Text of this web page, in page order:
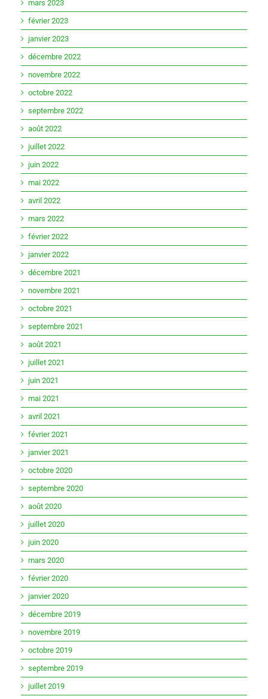
mars 2023
février 2023
janvier 2023
décembre 2022
novembre 2022
octobre 2022
septembre 2022
août 2022
juillet 2022
juin 2022
mai 2022
avril 2022
mars 2022
février 2022
janvier 2022
décembre 2021
novembre 2021
octobre 2021
septembre 2021
août 2021
juillet 2021
juin 2021
mai 2021
avril 2021
février 2021
janvier 2021
octobre 2020
septembre 2020
août 2020
juillet 2020
juin 2020
mars 2020
février 2020
janvier 2020
décembre 2019
novembre 2019
octobre 2019
septembre 2019
juillet 2019